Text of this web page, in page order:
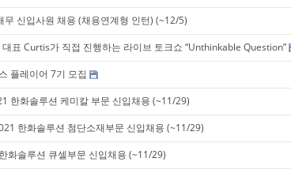
신입사원 채용 (채용연계형 인턴) (~12/5)
표 Curtis가 직접 진행하는 라이브 토크쇼 “Unthinkable Question”
플레이어 7기 모집
한화솔루션 케미칼 부문 신입채용 (~11/29)
한화솔루션 첨단소재부문 신입채용 (~11/29)
화솔루션 큐셀부문 신입채용 (~11/29)